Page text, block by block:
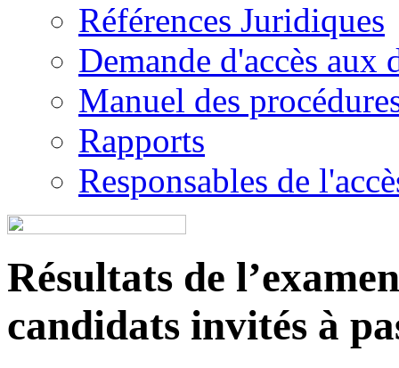
Références Juridiques
Demande d'accès aux
Manuel des
Rapports
Responsables de
Résultats de
candidats invités à